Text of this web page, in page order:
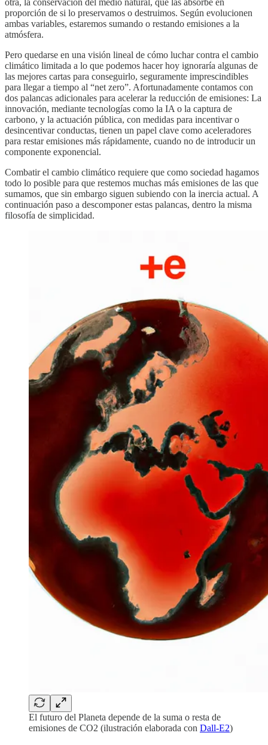
otra, la conservación del medio natural, que las absorbe en
proporción de si lo preservamos o destruimos. Según evolucionen
ambas variables, estaremos sumando o restando emisiones a la
atmósfera.
Pero quedarse en una visión lineal de cómo luchar contra el cambio
climático limitada a lo que podemos hacer hoy ignoraría algunas de
las mejores cartas para conseguirlo, seguramente imprescindibles
para llegar a tiempo al “net zero”. Afortunadamente contamos con
dos palancas adicionales para acelerar la reducción de emisiones: La
innovación, mediante tecnologías como la IA o la captura de
carbono, y la actuación pública, con medidas para incentivar o
desincentivar conductas, tienen un papel clave como aceleradores
para restar emisiones más rápidamente, cuando no de introducir un
componente exponencial.
Combatir el cambio climático requiere que como sociedad hagamos
todo lo posible para que restemos muchas más emisiones de las que
sumamos, que sin embargo siguen subiendo con la inercia actual. A
continuación paso a descomponer estas palancas, dentro la misma
filosofía de simplicidad.
El futuro del Planeta depende de la suma o resta de
emisiones de CO2 (ilustración elaborada con Dall-E2)